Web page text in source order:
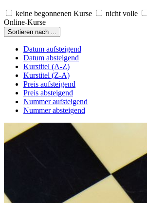
keine begonnenen Kurse nicht volle
Online-Kurse
Sortieren nach ...
Datum aufsteigend
Datum absteigend
Kurstitel (A-Z)
Kurstitel (Z-A)
Preis aufsteigend
Preis absteigend
Nummer aufsteigend
Nummer absteigend